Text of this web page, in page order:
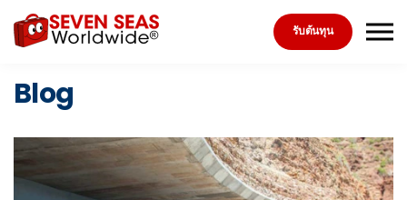
Skip to the content
รับต้นทุน
Blog